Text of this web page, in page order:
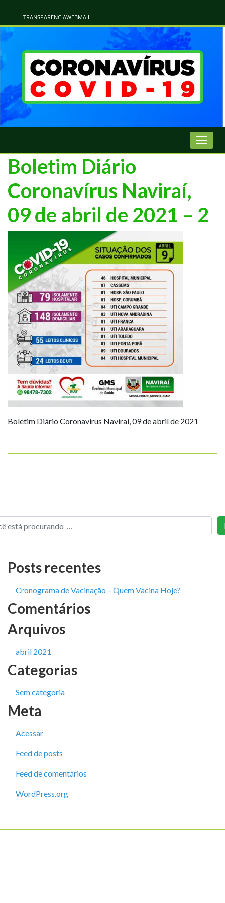
TRANSPARENCIAWEBMAIL
Boletim Diário
Coronavírus Naviraí,
09 de abril de 2021 – 2
Boletim Diário Coronavírus Naviraí, 09 de abril de 2021
Posts recentes
Cronograma de Vacinação – Quem Vacina Hoje?
Comentários
Arquivos
abril 2021
Categorias
Sem categoria
Meta
Acessar
Feed de posts
Feed de comentários
WordPress.org